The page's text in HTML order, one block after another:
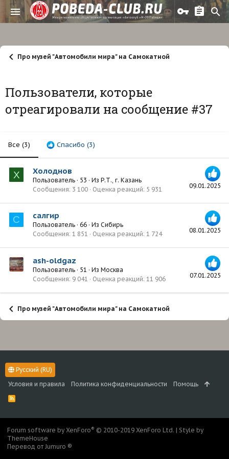
Про музей "Автомобили мира" на Самокатной
Пользователи, которые
отреагировали на сообщение #37
Все (3) Спасибо (3)
Х
09.01.2025
Холоднов
Пользователь · 53 · Из Р.Т., г. Казань
Сообщения 3 100 Оценка реакций 5 931
С
08.01.2025
салгир
Пользователь · 66 · Из Сибирь
Сообщения 1 851 Оценка реакций 1 724
07.01.2025
ash-oldgaz
Пользователь · 51 · Из Москва
Сообщения 9 041 Оценка реакций 11 906
Про музей "Автомобили мира" на Самокатной
Русский (RU)
Условия и правила
Политика конфиденциальности Помощь
R
S
Forum software by XenForo® © 2010-2019 XenForo Ltd. | Style by
ThemeHouse
Перевод от Jumuro ®